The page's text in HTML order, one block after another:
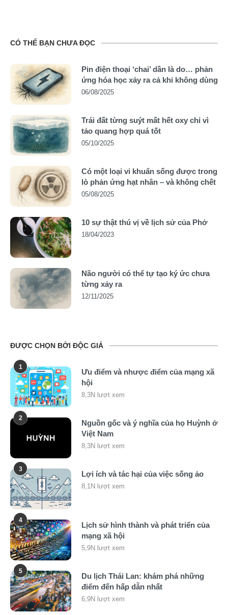
CÓ THỂ BẠN CHƯA ĐỌC
Pin điện thoại ‘chai’ dần là do… phản
ứng hóa học xảy ra cả khi không dùng
06/08/2025
Trái đất từng suýt mất hết oxy chỉ vì
tảo quang hợp quá tốt
05/10/2025
Có một loại vi khuẩn sống được trong
lò phản ứng hạt nhân – và không chết
05/08/2025
10 sự thật thú vị về lịch sử của Phở
18/04/2023
Não người có thể tự tạo ký ức chưa
từng xảy ra
12/11/2025
ĐƯỢC CHỌN BỞI ĐỘC GIẢ
1
Ưu điểm và nhược điểm của mạng xã
hội
8,3N lượt xem
2
Nguồn gốc và ý nghĩa của họ Huỳnh ở
Việt Nam
8,3N lượt xem
3
Lợi ích và tác hại của việc sống ảo
8,1N lượt xem
4
Lịch sử hình thành và phát triển của
mạng xã hội
5,9N lượt xem
5
Du lịch Thái Lan: khám phá những
điểm đến hấp dẫn nhất
6,9N lượt xem